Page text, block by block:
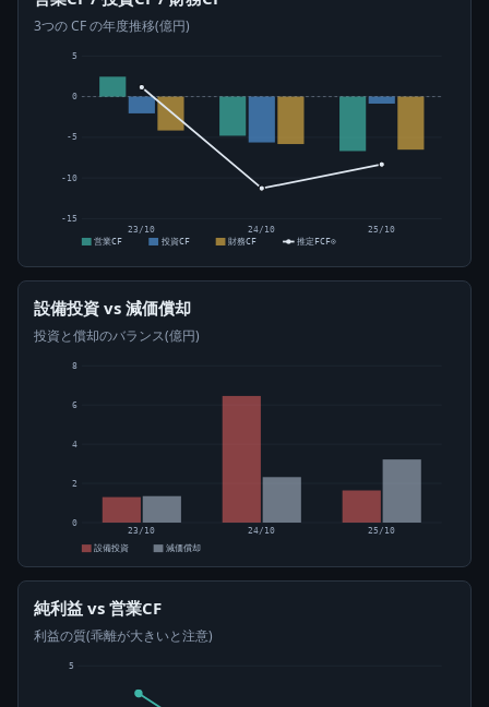
3つの CF の年度推移(億円)
-15
-10
-5
0
5
23/10 24/10
25/10
営業CF
投資CF 財務CF 推定FCF⊙
設備投資 vs 減価償却
投資と償却のバランス(億円)
0
2
4
6
8
23/10 24/10
25/10
設備投資
減価償却
純利益 vs 営業CF
利益の質(乖離が大きいと注意)
5